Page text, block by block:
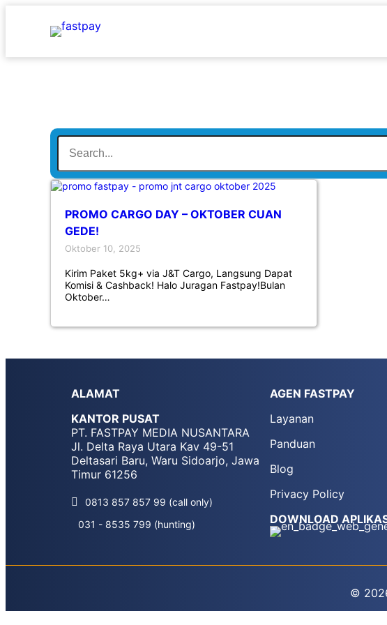
PROMO CARGO DAY – OKTOBER CUAN
GEDE!
Oktober 10, 2025
Kirim Paket 5kg+ via J&T Cargo, Langsung Dapat
Komisi & Cashback! Halo Juragan Fastpay!Bulan
Oktober…
ALAMAT
KANTOR PUSAT
PT. FASTPAY MEDIA NUSANTARA
Jl. Delta Raya Utara Kav 49-51
Deltasari Baru, Waru Sidoarjo, Jawa
Timur 61256
0813 857 857 99 (call only)
031 - 8535 799 (hunting)
AGEN FASTPAY
Layanan
Panduan
Blog
Privacy Policy
DOWNLOAD
©